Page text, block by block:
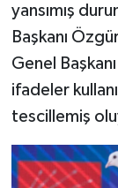
yansımış
Başkanı
Genel
ifadeler
tescillemiş